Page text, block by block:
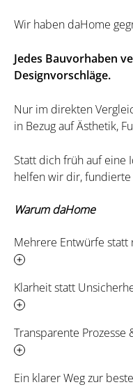
Wir haben daHome
Jedes Bauvorhaben
Designvorschläge.
Nur im direkten
in Bezug auf Ästhetik,
Statt dich früh auf eine
helfen wir dir,
Warum daHome
Mehrere Entwürfe statt
Klarheit statt
Transparente Prozesse
Ein klarer Weg zur